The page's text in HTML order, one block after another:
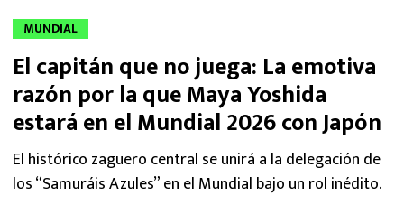
LIGA MX
RAYADOS
PUMAS
ATLANTE
MUNDIAL
El capitán que no juega: La emotiva
razón por la que Maya Yoshida
estará en el Mundial 2026 con Japón
El histórico zaguero central se unirá a la delegación de
los “Samuráis Azules” en el Mundial bajo un rol inédito.